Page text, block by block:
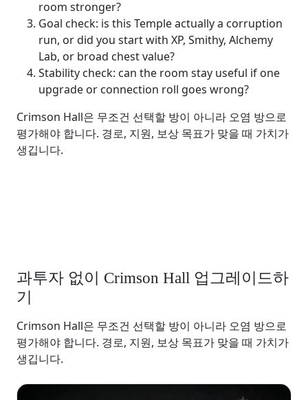
room stronger?
Goal check: is this Temple actually a corruption
run, or did you start with XP, Smithy, Alchemy
Lab, or broad chest value?
Stability check: can the room stay useful if one
upgrade or connection roll goes wrong?
Crimson Hall은 무조건 선택할 방이 아니라 오염 방으로
평가해야 합니다. 경로, 지원, 보상 목표가 맞을 때 가치가
생깁니다.
과투자 없이 Crimson Hall 업그레이드하
기
Crimson Hall은 무조건 선택할 방이 아니라 오염 방으로
평가해야 합니다. 경로, 지원, 보상 목표가 맞을 때 가치가
생깁니다.